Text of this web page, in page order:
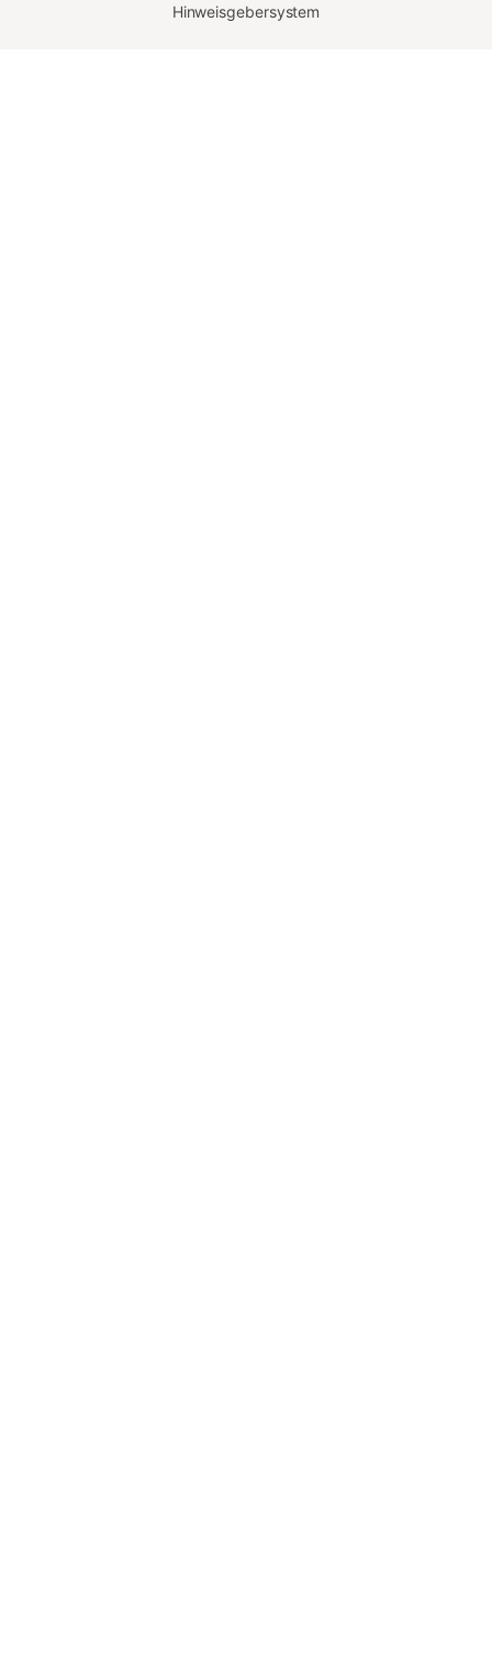
Hinweisgebersystem